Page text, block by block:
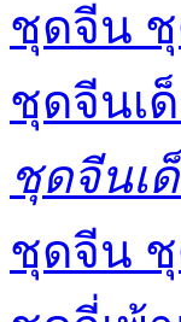
ชุดจีน ชุ
ชุดจีนเ
ชุดจีนเ
ชุดจีน ชุ